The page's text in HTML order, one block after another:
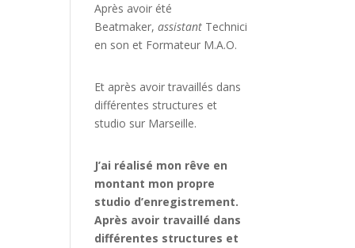
Après avoir été
Beatmaker,assistant Technici
en son et Formateur M.A.O.
Et après avoir travaillés dans
différentes structures et
studio sur Marseille.
J’ai réalisé mon rêve en
montant mon propre
studio d’enregistrement.
Après avoir travaillé dans
différentes structures et